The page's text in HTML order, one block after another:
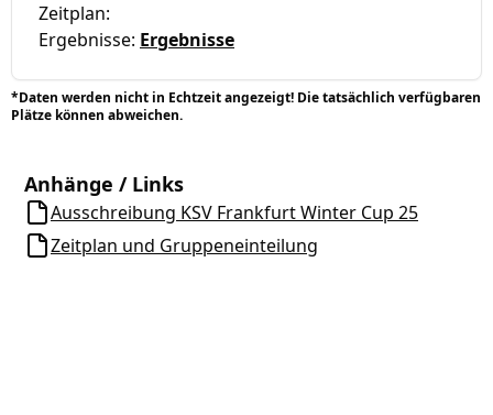
Zeitplan:
Ergebnisse: Ergebnisse
*Daten werden nicht in Echtzeit angezeigt! Die tatsächlich verfügbaren
Plätze können abweichen.
Anhänge / Links
Ausschreibung KSV Frankfurt Winter Cup 25
Zeitplan und Gruppeneinteilung